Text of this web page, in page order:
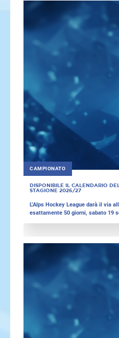
CAMPIONATO
DISPONIBILE IL CALENDARIO
STAGIONE 2026/27
L’Alps Hockey League darà il via
esattamente 50 giorni, sabato 19
innanzitutto, 36 partite di
punta della giornata inaugurale
scorsa stagione tra la seconda
e i campioni in carica dell’HC
tutto altoatesino, quindi, che